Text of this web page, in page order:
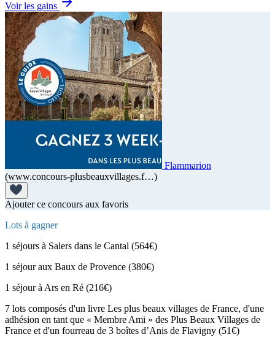
Voir les gains
Flammarion
(www.concours-plusbeauxvillages.f…)
Ajouter ce concours aux favoris
Lots à gagner
1 séjours à Salers dans le Cantal (564€)
1 séjour aux Baux de Provence (380€)
1 séjour à Ars en Ré (216€)
7 lots composés d'un livre Les plus beaux villages de France, d'une
adhésion en tant que « Membre Ami » des Plus Beaux Villages de
France et d'un fourreau de 3 boîtes d’Anis de Flavigny (51€)